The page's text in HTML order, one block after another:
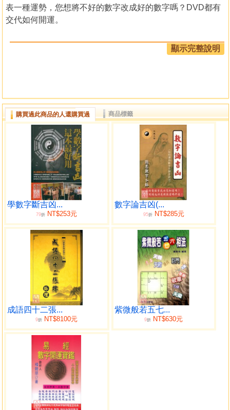
表一種運勢，您想將不好的數字改成好的數字嗎？DVD都有
交代如何開運。
內容
04、心想事成九字真訣
05、快速致富三大準則
06、簡易人生八大目標診斷法
07、簡易數字卜卦法
08、如何幫助使他人能心想事成
09、如何用九宮挑出一輩子的幸運數字
10、如何運用數字開運改運
顯示完整說明
購買過此商品的人還購買過 商品標籤
學數字斷吉凶...
79折 NT$253元
數字論吉凶(...
95折NT$285元
成語四十二張...
9折 NT$8100元
紫微般若五七...
9折 NT$630元